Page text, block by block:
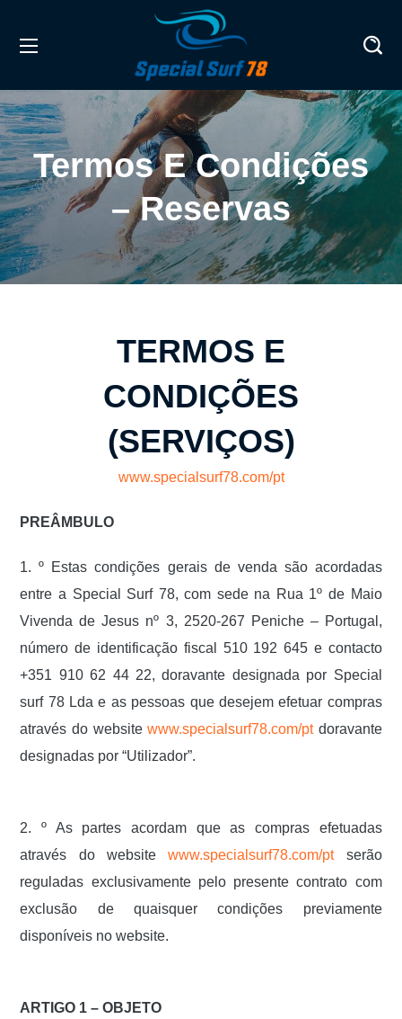
Termos E Condições
– Reservas
TERMOS E
CONDIÇÕES
(SERVIÇOS)
www.specialsurf78.com/pt
PREÂMBULO
1. º Estas condições gerais de venda são acordadas
entre a Special Surf 78, com sede na Rua 1º de Maio
Vivenda de Jesus nº 3, 2520-267 Peniche – Portugal,
número de identificação fiscal 510 192 645 e contacto
+351 910 62 44 22, doravante designada por Special
surf 78 Lda e as pessoas que desejem efetuar compras
através do websitewww.specialsurf78.com/ptdoravante
designadas por “Utilizador”.
2. º As partes acordam que as compras efetuadas
através do websitewww.specialsurf78.com/ptserão
reguladas exclusivamente pelo presente contrato com
exclusão de quaisquer condições previamente
disponíveis no website.
ARTIGO 1 – OBJETO